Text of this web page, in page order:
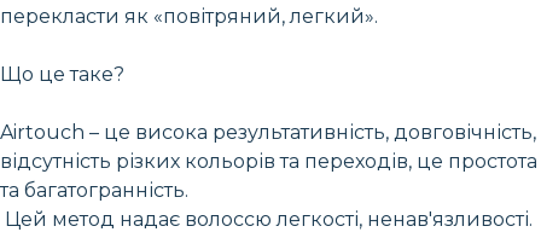
перекласти як «повітряний, легкий».
Що це таке?
Airtouch – це висока результативність, довговічність,
відсутність різких кольорів та переходів, це простота
та багатогранність.
Цей метод надає волоссю легкості, ненав'язливості.